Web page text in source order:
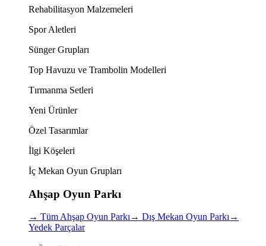
Rehabilitasyon Malzemeleri
Spor Aletleri
Sünger Grupları
Top Havuzu ve Trambolin Modelleri
Tırmanma Setleri
Yeni Ürünler
Özel Tasarımlar
İlgi Köşeleri
İç Mekan Oyun Grupları
Ahşap Oyun Parkı
→ Tüm Ahşap Oyun Parkı→ Dış Mekan Oyun Parkı→
Yedek Parçalar